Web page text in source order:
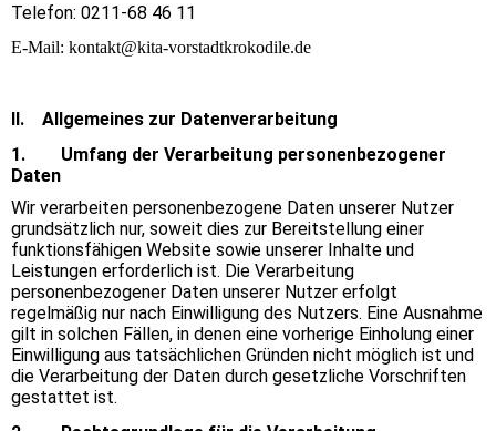
Telefon: 0211-68 46 11
E-Mail: kontakt@kita-vorstadtkrokodile.de
II. Allgemeines zur Datenverarbeitung
1. Umfang der Verarbeitung personenbezogener
Daten
Wir verarbeiten personenbezogene Daten unserer Nutzer
grundsätzlich nur, soweit dies zur Bereitstellung einer
funktionsfähigen Website sowie unserer Inhalte und
Leistungen erforderlich ist. Die Verarbeitung
personenbezogener Daten unserer Nutzer erfolgt
regelmäßig nur nach Einwilligung des Nutzers. Eine Ausnahme
gilt in solchen Fällen, in denen eine vorherige Einholung einer
Einwilligung aus tatsächlichen Gründen nicht möglich ist und
die Verarbeitung der Daten durch gesetzliche Vorschriften
gestattet ist.